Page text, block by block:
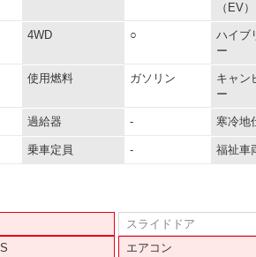
（EV）
4WD ○
ハイブ
ー
使用燃料 ガソリン
キャン
ー
過給器 - 寒冷地
乗車定員 - 福祉車
スライドドア
エアコン